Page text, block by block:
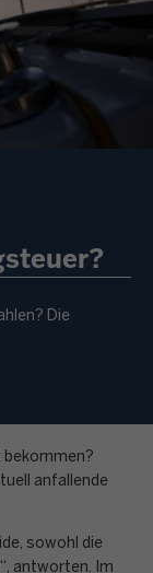
Die
bekommen?
anfallende
sowohl die
antworten. Im